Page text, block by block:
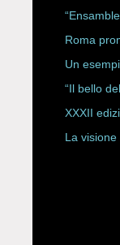
Storici
Roma
Un
Rete Slow
“Il bello
XXXII
La visione